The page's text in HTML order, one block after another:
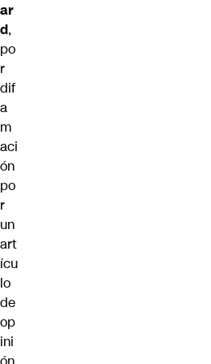
ar
d,
po
r
dif
a
m
aci
ón
po
r
un
art
ícu
lo
de
op
ini